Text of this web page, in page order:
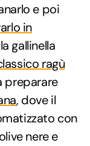
e poi
in
gallinella
ragù
preparare
, dove il
con
nere e